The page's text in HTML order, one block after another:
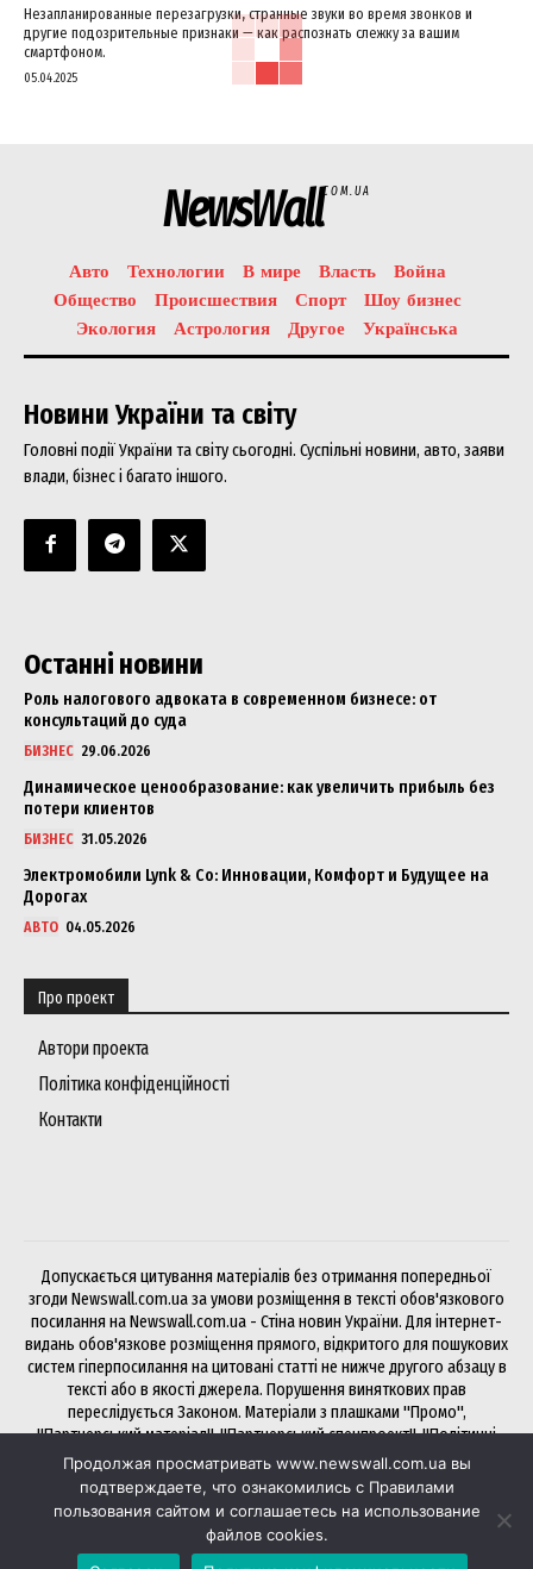
Незапланированные перезагрузки, странные звуки во время звонков и
другие подозрительные признаки — как распознать слежку за вашим
смартфоном.
05.04.2025
NewsWallCOM.UA
Авто Технологии В мире Власть
Война
Общество
Происшествия Спорт
Шоу бизнес
Экология
Астрология Другое Українська
Новини України та світу
Головні події України та світу сьогодні. Суспільні новини, авто, заяви
влади, бізнес і багато іншого.
Останні новини
Роль налогового адвоката в современном бизнесе: от
консультаций до суда
БИЗНЕС 29.06.2026
Динамическое ценообразование: как увеличить прибыль без
потери клиентов
БИЗНЕС 31.05.2026
Электромобили Lynk & Co: Инновации, Комфорт и Будущее на
Дорогах
АВТО 04.05.2026
Про проект
Автори проекта
Політика конфіденційності
Контакти
Допускається цитування матеріалів без отримання попередньої
згоди Newswall.com.ua за умови розміщення в тексті обов'язкового
посилання на Newswall.com.ua - Стіна новин України. Для інтернет-
видань обов'язкове розміщення прямого, відкритого для пошукових
систем гіперпосилання на цитовані статті не нижче другого абзацу в
тексті або в якості джерела. Порушення виняткових прав
переслідується Законом. Матеріали з плашками "Промо",
"Партнерський матеріал", "Партнерський спецпроект", "Політичні
новини", "Прес-реліз", "PR", "Офіційно" публікуються на правах
реклами.
Хочете розмістити статтю чи посилання на NewsWall? Будь ласка,
Продолжая просматривать www.newswall.com.ua вы
подтверждаете, что ознакомились с Правилами
пользования сайтом и соглашаетесь на использование
файлов cookies.